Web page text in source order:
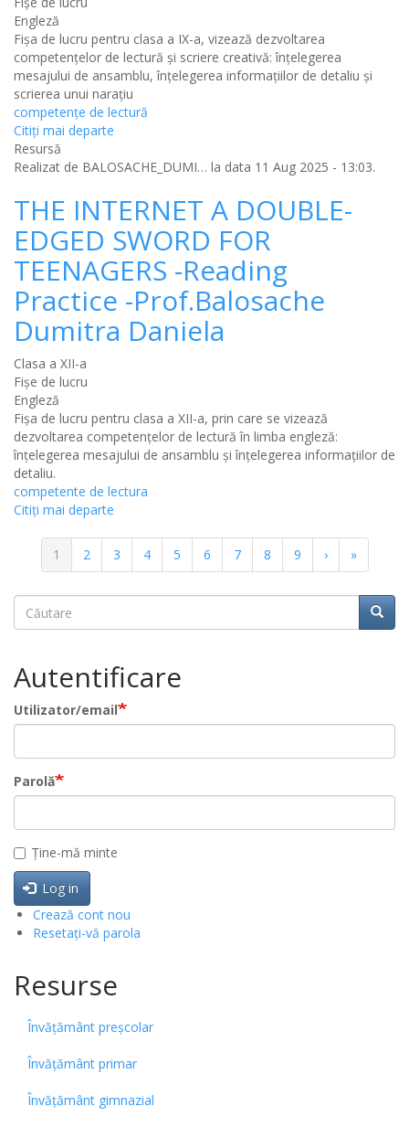
Engleză
Fișa de lucru pentru clasa a IX-a, vizează dezvoltarea
competențelor de lectură și scriere creativă: înțelegerea
mesajului de ansamblu, înțelegerea informațiilor de detaliu și
scrierea unui narațiu
competențe de lectură
Citiţi mai departe
Resursă
Realizat de BALOSACHE_DUMI… la data 11 Aug 2025 - 13:03.
THE INTERNET A DOUBLE-
EDGED SWORD FOR
TEENAGERS -Reading
Practice -Prof.Balosache
Dumitra Daniela
Clasa a XII-a
Fișe de lucru
Engleză
Fișa de lucru pentru clasa a XII-a, prin care se vizează
dezvoltarea competențelor de lectură în limba engleză:
înțelegerea mesajului de ansamblu și înțelegerea informațiilor de
detaliu.
competente de lectura
Citiţi mai departe
Paginație
Pagina
curentă
1 Pagina
2 Pagina
3 Pagina
4 Pagina
5 Pagina
6 Pagina
7 Pagina
8 Pagina
9
Pagina
următoare
›
Ultima
pagină
»
Căutare
Căutare
Autentificare
Utilizator/email
Parolă
Ține-mă minte
Log in
Crează cont nou
Resetați-vă parola
Resurse
Învățământ preșcolar
Învățământ primar
Învățământ gimnazial